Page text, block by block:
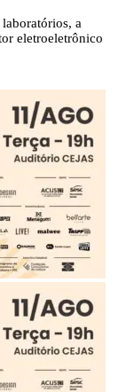
a
eletroeletrônico